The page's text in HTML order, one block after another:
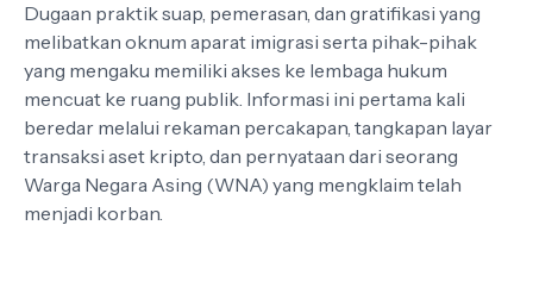
Dugaan praktik suap, pemerasan, dan gratifikasi yang
melibatkan oknum aparat imigrasi serta pihak-pihak
yang mengaku memiliki akses ke lembaga hukum
mencuat ke ruang publik. Informasi ini pertama kali
beredar melalui rekaman percakapan, tangkapan layar
transaksi aset kripto, dan pernyataan dari seorang
Warga Negara Asing (WNA) yang mengklaim telah
menjadi korban.